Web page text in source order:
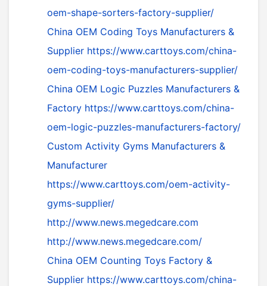
oem-shape-sorters-factory-supplier/
China OEM Coding Toys Manufacturers &
Supplier https://www.carttoys.com/china-
oem-coding-toys-manufacturers-supplier/
China OEM Logic Puzzles Manufacturers &
Factory https://www.carttoys.com/china-
oem-logic-puzzles-manufacturers-factory/
Custom Activity Gyms Manufacturers &
Manufacturer
https://www.carttoys.com/oem-activity-
gyms-supplier/
http://www.news.megedcare.com
http://www.news.megedcare.com/
China OEM Counting Toys Factory &
Supplier https://www.carttoys.com/china-